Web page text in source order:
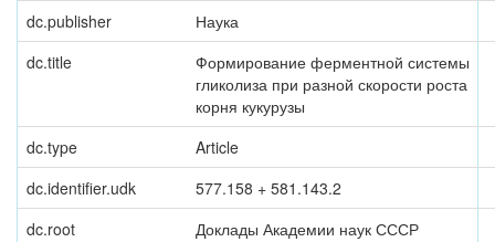
dc.publisher
Наука
dc.title
Формирование ферментной системы
гликолиза при разной скорости роста
корня кукурузы
dc.type
Article
dc.identifier.udk
577.158 + 581.143.2
dc.root
Доклады Академии наук СССР